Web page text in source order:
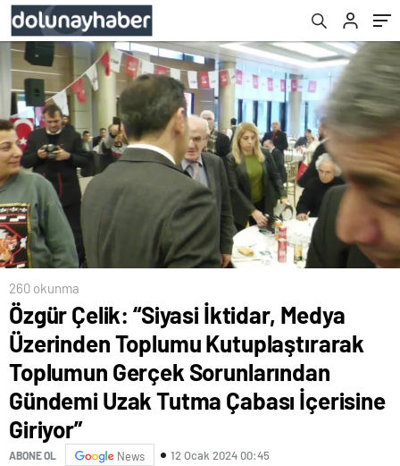
Sorunlarından Gündemi Uzak Tutma Çabası
İçerisine Giriyor”
260 okunma
Özgür Çelik: “Siyasi İktidar, Medya
Üzerinden Toplumu Kutuplaştırarak
Toplumun Gerçek Sorunlarından
Gündemi Uzak Tutma Çabası İçerisine
Giriyor”
ABONE OL News 12 Ocak 2024 00:45